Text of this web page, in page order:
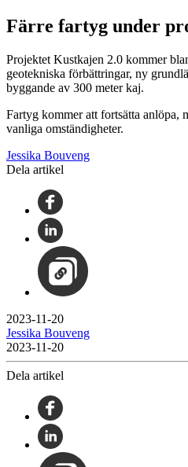
Färre fartyg under
Projektet Kustkajen 2.0 kommer
geotekniska förbättringar, ny
byggande av 300 meter kaj.
Fartyg kommer att fortsätta anlöpa,
vanliga omständigheter.
Jessika Bouveng
Dela artikel
2023-11-20
Jessika Bouveng
2023-11-20
Dela artikel